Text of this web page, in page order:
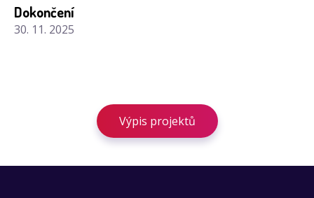
Dokončení
30. 11. 2025
Výpis projektů